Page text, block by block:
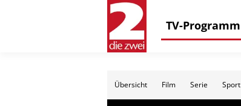
TV-Programm
Übersicht Film Serie Sport